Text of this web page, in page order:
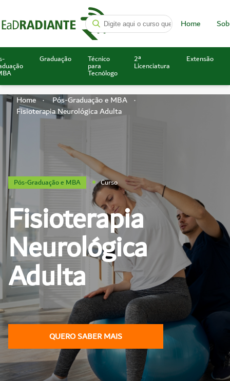
Home
Graduação Técnico
para
Tecnólogo
2ª
Licenciatura
Extensão
Home
Pós-Graduação e MBA
Fisioterapia Neurológica Adulta
Pós-Graduação e MBA Curso
Fisioterapia
Neurológica
Adulta
QUERO SABER MAIS